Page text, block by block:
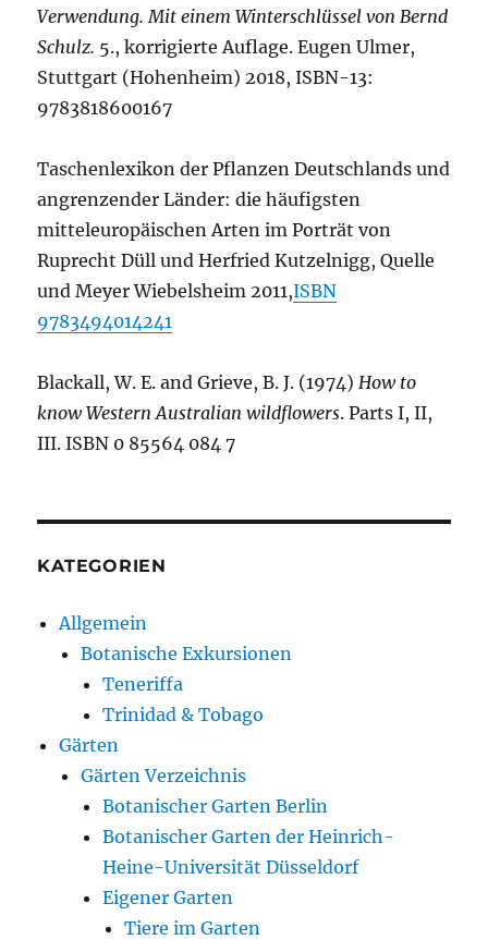
Verwendung. Mit einem Winterschlüssel von Bernd
Schulz. 5., korrigierte Auflage. Eugen Ulmer,
Stuttgart (Hohenheim) 2018, ISBN-13:
9783818600167
Taschenlexikon der Pflanzen Deutschlands und
angrenzender Länder: die häufigsten
mitteleuropäischen Arten im Porträt von
Ruprecht Düll und Herfried Kutzelnigg, Quelle
und Meyer Wiebelsheim 2011,ISBN
9783494014241
Blackall, W. E. and Grieve, B. J. (1974)How to
know Western Australian wildflowers. Parts I, II,
III. ISBN 0 85564 084 7
KATEGORIEN
Allgemein
Botanische Exkursionen
Teneriffa
Trinidad & Tobago
Gärten
Gärten Verzeichnis
Botanischer Garten Berlin
Botanischer Garten der Heinrich-
Heine-Universität Düsseldorf
Eigener Garten
Tiere im Garten